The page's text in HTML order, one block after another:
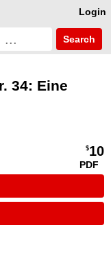
Login
Search
34: Eine
$10
PDF